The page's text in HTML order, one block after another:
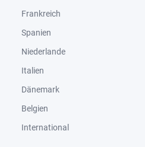
Frankreich
Spanien
Niederlande
Italien
Dänemark
Belgien
International